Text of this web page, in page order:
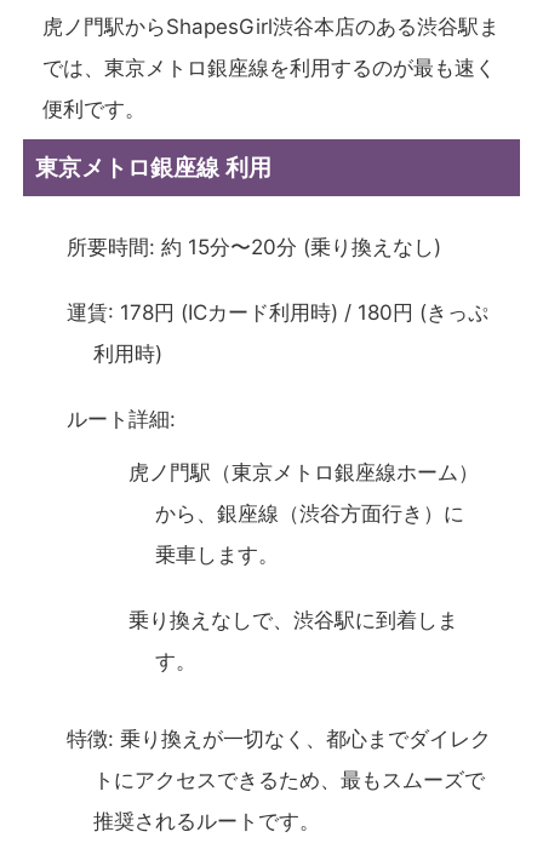
虎ノ門駅からShapesGirl渋谷本店のある渋谷駅ま
では、東京メトロ銀座線を利用するのが最も速く
便利です。
東京メトロ銀座線 利用
所要時間: 約 15分〜20分 (乗り換えなし)
運賃: 178円 (ICカード利用時) / 180円 (きっぷ
利用時)
ルート詳細:
虎ノ門駅（東京メトロ銀座線ホーム）
から、銀座線（渋谷方面行き）に
乗車します。
乗り換えなしで、渋谷駅に到着しま
す。
特徴: 乗り換えが一切なく、都心までダイレク
トにアクセスできるため、最もスムーズで
推奨されるルートです。